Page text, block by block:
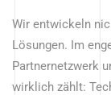
Wir entwickeln
Lösungen. Im
Partnernetzwerk
wirklich zählt: